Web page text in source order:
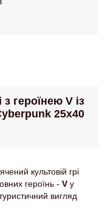
героїнею V із
25х40
культовій грі
героїнь - V у
вигляд